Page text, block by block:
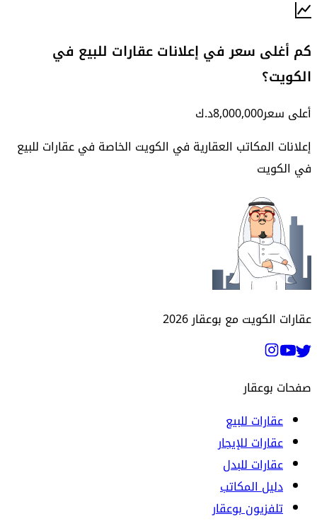
كم أغلى سعر في إعلانات عقارات للبيع في
الكويت؟
أعلى سعر8,000,000د.ك
إعلانات المكاتب العقارية في الكويت الخاصة فيعقارات للبيع
في الكويت
عقارات الكويت مع بوعقار2026
صفحات بوعقار
عقارات للبيع
عقارات للإيجار
عقارات للبدل
دليل المكاتب
تلفزيون بوعقار